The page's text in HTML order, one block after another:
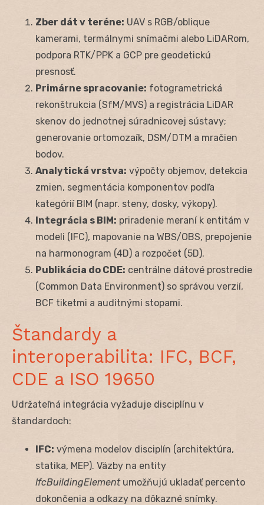
Zber dát v teréne: UAV s RGB/oblique
kamerami, termálnymi snímačmi alebo LiDARom,
podpora RTK/PPK a GCP pre geodetickú
presnosť.
Primárne spracovanie: fotogrametrická
rekonštrukcia (SfM/MVS) a registrácia LiDAR
skenov do jednotnej súradnicovej sústavy;
generovanie ortomozaík, DSM/DTM a mračien
bodov.
Analytická vrstva: výpočty objemov, detekcia
zmien, segmentácia komponentov podľa
kategórií BIM (napr. steny, dosky, výkopy).
Integrácia s BIM: priradenie meraní k entitám v
modeli (IFC), mapovanie na WBS/OBS, prepojenie
na harmonogram (4D) a rozpočet (5D).
Publikácia do CDE: centrálne dátové prostredie
(Common Data Environment) so správou verzií,
BCF tiketmi a auditnými stopami.
Štandardy a
interoperabilita: IFC, BCF,
CDE a ISO 19650
Udržateľná integrácia vyžaduje disciplínu v
štandardoch:
IFC: výmena modelov disciplín (architektúra,
statika, MEP). Väzby na entity
IfcBuildingElementumožňujú ukladať percento
dokončenia a odkazy na dôkazné snímky.